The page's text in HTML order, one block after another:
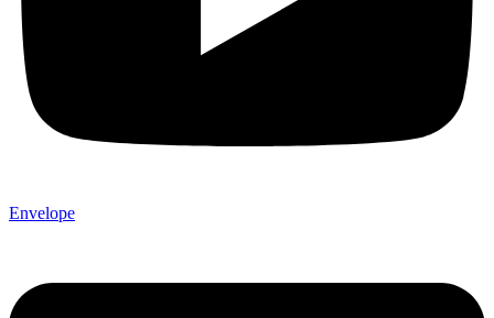
Envelope